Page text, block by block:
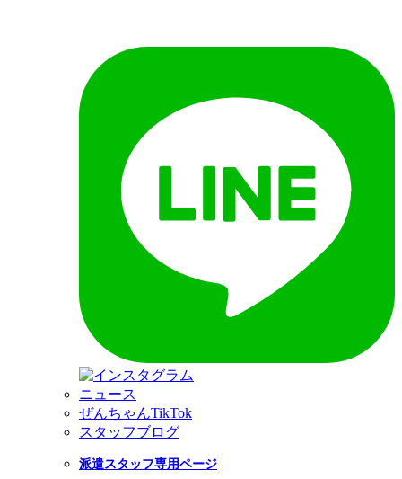
ニュース
ぜんちゃんTikTok
スタッフブログ
派遣スタッフ専用ページ